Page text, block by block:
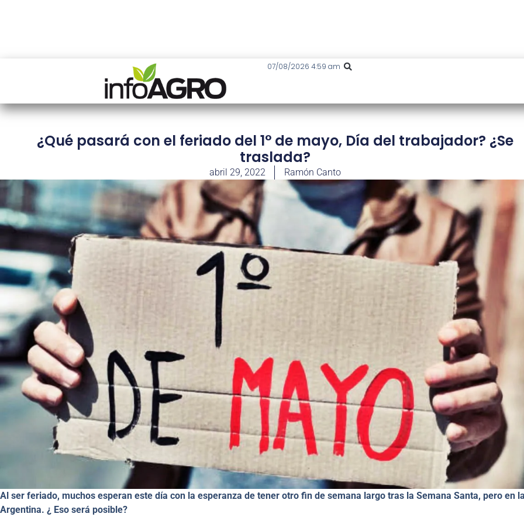
07/08/2026 4:59 am
¿Qué pasará con el feriado del 1° de mayo, Día del trabajador? ¿Se
traslada?
abril 29, 2022 Ramón Canto
Al ser feriado, muchos esperan este día con la esperanza de tener otro fin de semana largo tras la Semana Santa, pero en
Argentina. ¿ Eso será posible?